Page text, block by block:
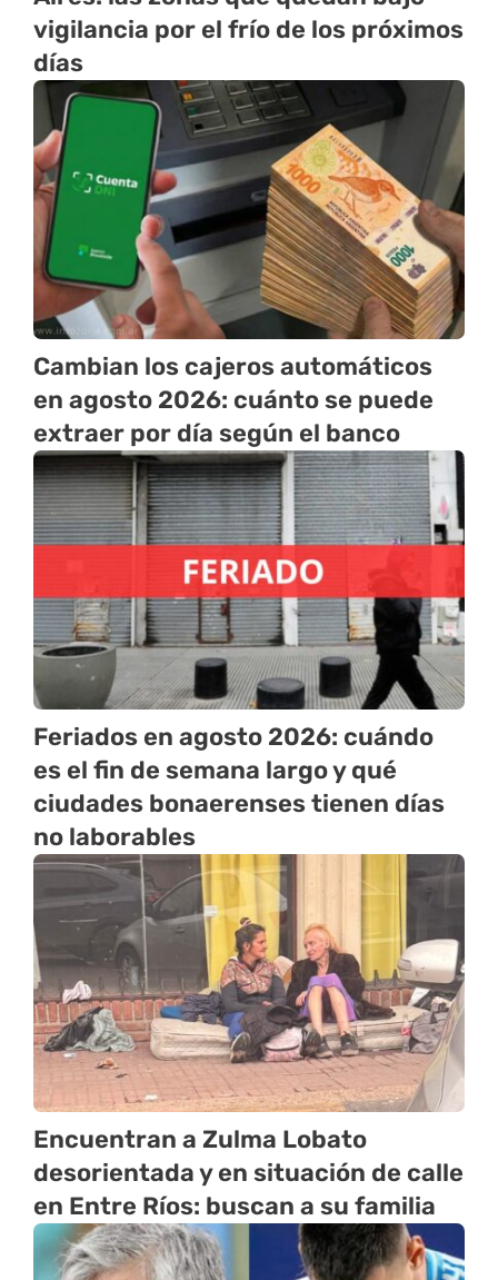
vigilancia por el frío de los próximos
días
Cambian los cajeros automáticos
en agosto 2026: cuánto se puede
extraer por día según el banco
Feriados en agosto 2026: cuándo
es el fin de semana largo y qué
ciudades bonaerenses tienen días
no laborables
Encuentran a Zulma Lobato
desorientada y en situación de calle
en Entre Ríos: buscan a su familia